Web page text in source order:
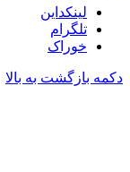
لینکداین
تلگرام
خوراک
دکمه بازگشت به بالا